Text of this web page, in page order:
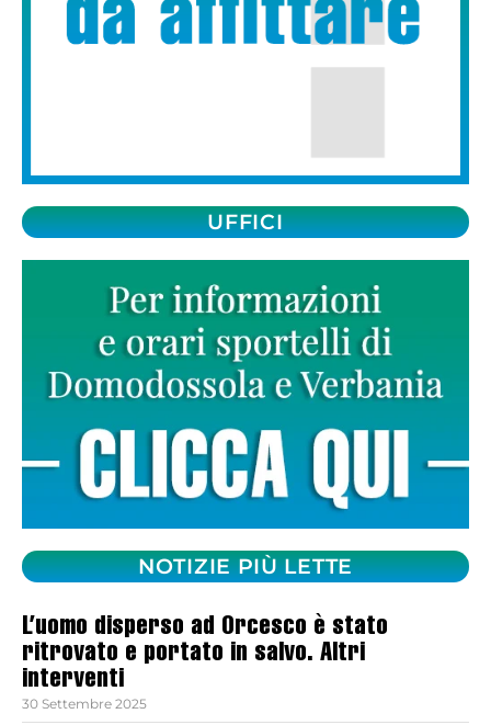
UFFICI
NOTIZIE PIÙ LETTE
L’uomo disperso ad Orcesco è stato
ritrovato e portato in salvo. Altri
interventi
30 Settembre 2025